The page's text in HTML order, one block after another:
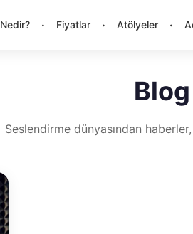
Nedir? · Fiyatlar · Atölyeler ·
Blog
Seslendirme dünyasından